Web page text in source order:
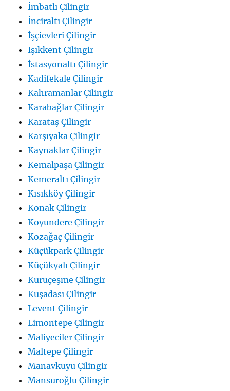
İmbatlı Çilingir
İnciraltı Çilingir
İşçievleri Çilingir
Işıkkent Çilingir
İstasyonaltı Çilingir
Kadifekale Çilingir
Kahramanlar Çilingir
Karabağlar Çilingir
Karataş Çilingir
Karşıyaka Çilingir
Kaynaklar Çilingir
Kemalpaşa Çilingir
Kemeraltı Çilingir
Kısıkköy Çilingir
Konak Çilingir
Koyundere Çilingir
Kozağaç Çilingir
Küçükpark Çilingir
Küçükyalı Çilingir
Kuruçeşme Çilingir
Kuşadası Çilingir
Levent Çilingir
Limontepe Çilingir
Maliyeciler Çilingir
Maltepe Çilingir
Manavkuyu Çilingir
Mansuroğlu Çilingir